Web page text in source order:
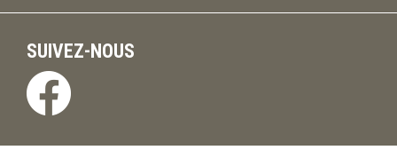
SUIVEZ-NOUS